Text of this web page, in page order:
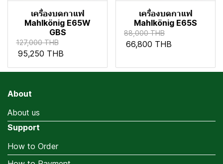
เครื่องบดกาแฟ
Mahlkönig E65W
GBS
127,000 THB
95,250 THB
เครื่องบดกาแฟ
Mahlkönig E65S
88,000 THB
66,800 THB
About
About us
Support
How to Order